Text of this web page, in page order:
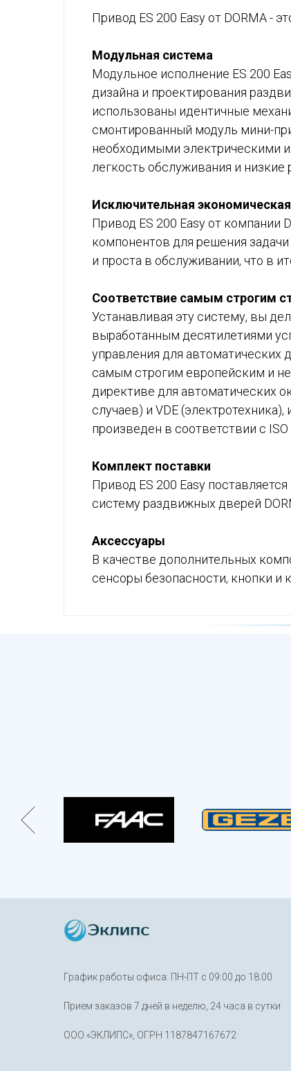
Привод ES 200 Easy от DORMA -
Модульная система
Модульное исполнение ES 200
дизайна и проектирования
использованы идентичные
смонтированный модуль мини-
необходимыми электрическими
легкость обслуживания и низкие
Исключительная
Привод ES 200 Easy от компании
компонентов для решения
и проста в обслуживании, что в
Соответствие самым строгим
Устанавливая эту систему, вы
выработанным десятилетиями
управления для автоматических
самым строгим европейским и
директиве для автоматических
случаев) и VDE
произведен в соответствии с
Комплект поставки
Привод ES 200 Easy
систему раздвижных дверей
Аксессуары
В качестве дополнительных
сенсоры безопасности, кнопки и
График работы офиса: ПН-ПТ с 09:00 до 18:00
Прием заказов 7 дней в неделю, 24 часа в сутки
ООО «ЭКЛИПС», ОГРН 1187847167672